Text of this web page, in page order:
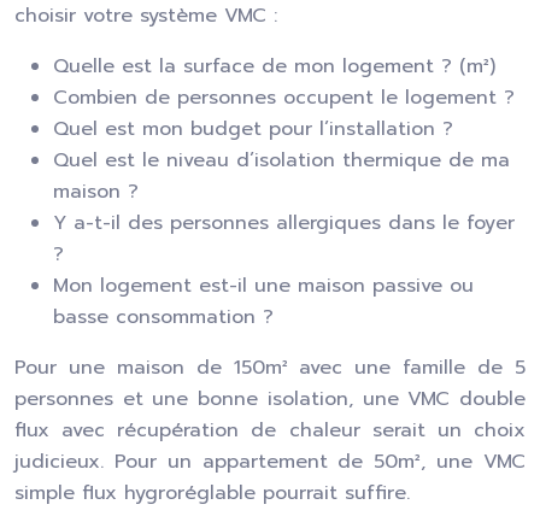
choisir votre système VMC :
Quelle est la surface de mon logement ? (m²)
Combien de personnes occupent le logement ?
Quel est mon budget pour l’installation ?
Quel est le niveau d’isolation thermique de ma
maison ?
Y a-t-il des personnes allergiques dans le foyer
?
Mon logement est-il une maison passive ou
basse consommation ?
Pour une maison de 150m² avec une famille de 5
personnes et une bonne isolation, une VMC double
flux avec récupération de chaleur serait un choix
judicieux. Pour un appartement de 50m², une VMC
simple flux hygroréglable pourrait suffire.